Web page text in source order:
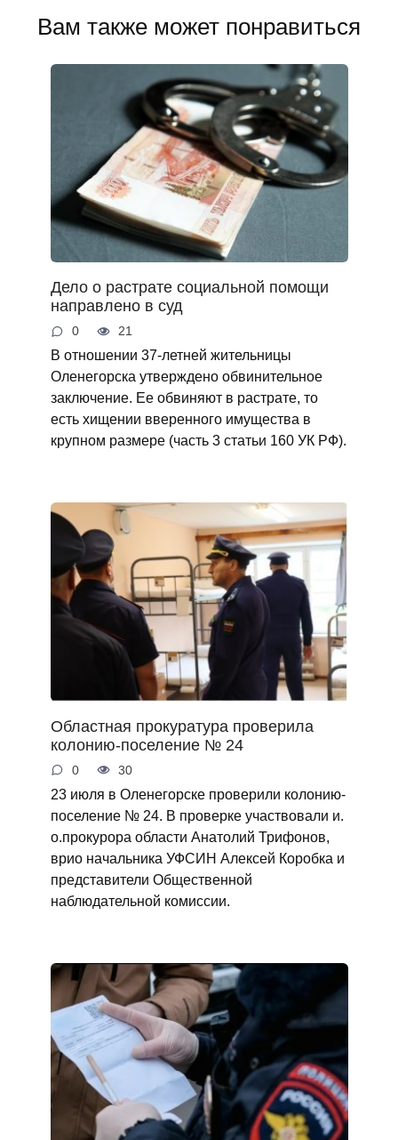
Вам также может понравиться
Дело о растрате социальной помощи
направлено в суд
0 21
В отношении 37-летней жительницы
Оленегорска утверждено обвинительное
заключение. Ее обвиняют в растрате, то
есть хищении вверенного имущества в
крупном размере (часть 3 статьи 160 УК РФ).
Областная прокуратура проверила
колонию-поселение № 24
0 30
23 июля в Оленегорске проверили колонию-
поселение № 24. В проверке участвовали и.
о.прокурора области Анатолий Трифонов,
врио начальника УФСИН Алексей Коробка и
представители Общественной
наблюдательной комиссии.